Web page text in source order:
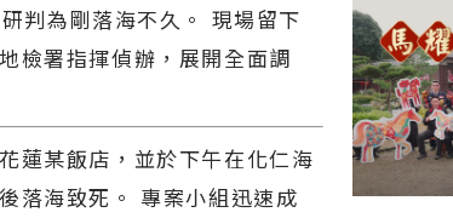
判為剛落海不久。 現場留下
檢署指揮偵辦，展開全面調
蓮某飯店，並於下午在化仁海
落海致死。 專案小組迅速成